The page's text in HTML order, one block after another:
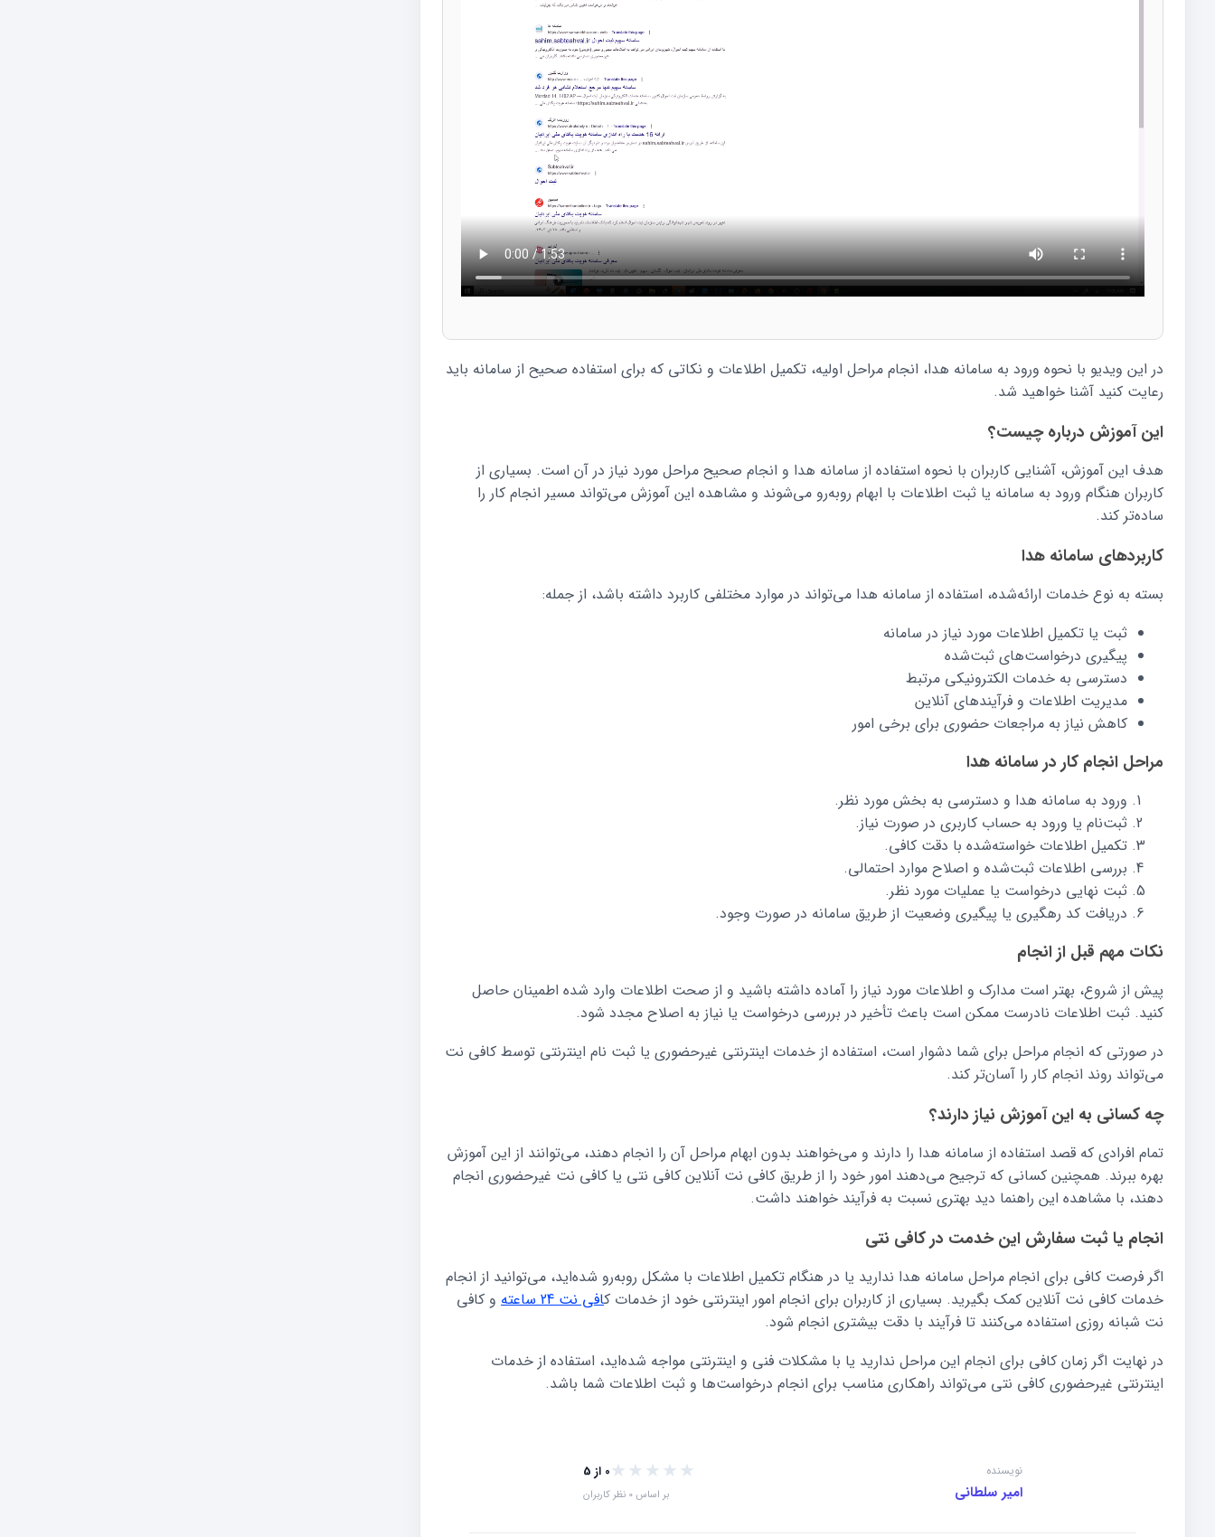
در این ویدیو با نحوه ورود به سامانه هدا، انجام مراحل اولیه، تکمیل اطلاعات و نکاتی که برای استفاده صحیح از سامانه باید
رعایت کنید آشنا خواهید شد.
این آموزش درباره چیست؟
هدف این آموزش، آشنایی کاربران با نحوه استفاده از سامانه هدا و انجام صحیح مراحل مورد نیاز در آن است. بسیاری از
کاربران هنگام ورود به سامانه یا ثبت اطلاعات با ابهام روبه‌رو می‌شوند و مشاهده این آموزش می‌تواند مسیر انجام کار را
ساده‌تر کند.
کاربردهای سامانه هدا
بسته به نوع خدمات ارائه‌شده، استفاده از سامانه هدا می‌تواند در موارد مختلفی کاربرد داشته باشد، از جمله:
ثبت یا تکمیل اطلاعات مورد نیاز در سامانه
پیگیری درخواست‌های ثبت‌شده
دسترسی به خدمات الکترونیکی مرتبط
مدیریت اطلاعات و فرآیندهای آنلاین
کاهش نیاز به مراجعات حضوری برای برخی امور
مراحل انجام کار در سامانه هدا
ورود به سامانه هدا و دسترسی به بخش مورد نظر.
ثبت‌نام یا ورود به حساب کاربری در صورت نیاز.
تکمیل اطلاعات خواسته‌شده با دقت کافی.
بررسی اطلاعات ثبت‌شده و اصلاح موارد احتمالی.
ثبت نهایی درخواست یا عملیات مورد نظر.
دریافت کد رهگیری یا پیگیری وضعیت از طریق سامانه در صورت وجود.
نکات مهم قبل از انجام
پیش از شروع، بهتر است مدارک و اطلاعات مورد نیاز را آماده داشته باشید و از صحت اطلاعات وارد شده اطمینان حاصل
کنید. ثبت اطلاعات نادرست ممکن است باعث تأخیر در بررسی درخواست یا نیاز به اصلاح مجدد شود.
در صورتی که انجام مراحل برای شما دشوار است، استفاده از خدمات اینترنتی غیرحضوری یا ثبت نام اینترنتی توسط کافی نت
می‌تواند روند انجام کار را آسان‌تر کند.
چه کسانی به این آموزش نیاز دارند؟
تمام افرادی که قصد استفاده از سامانه هدا را دارند و می‌خواهند بدون ابهام مراحل آن را انجام دهند، می‌توانند از این آموزش
بهره ببرند. همچنین کسانی که ترجیح می‌دهند امور خود را از طریق کافی نت آنلاین کافی نتی یا کافی نت غیرحضوری انجام
دهند، با مشاهده این راهنما دید بهتری نسبت به فرآیند خواهند داشت.
انجام یا ثبت سفارش این خدمت در کافی نتی
اگر فرصت کافی برای انجام مراحل سامانه هدا ندارید یا در هنگام تکمیل اطلاعات با مشکل روبه‌رو شده‌اید، می‌توانید از انجام
خدمات کافی نت آنلاین کمک بگیرید. بسیاری از کاربران برای انجام امور اینترنتی خود از خدمات کافی نت 24 ساعته
و کافی
نت شبانه روزی استفاده می‌کنند تا فرآیند با دقت بیشتری انجام شود.
در نهایت اگر زمان کافی برای انجام این مراحل ندارید یا با مشکلات فنی و اینترنتی مواجه شده‌اید، استفاده از خدمات
اینترنتی غیرحضوری کافی نتی می‌تواند راهکاری مناسب برای انجام درخواست‌ها و ثبت اطلاعات شما باشد.
نویسنده
امیر سلطانی
★★★★★0 از 5
بر اساس 0 نظر کاربران